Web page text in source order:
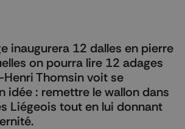
inaugurera 12 dalles en pierre
on pourra lire 12 adages
Henri Thomsin voit se
idée : remettre le wallon dans
Liégeois tout en lui donnant